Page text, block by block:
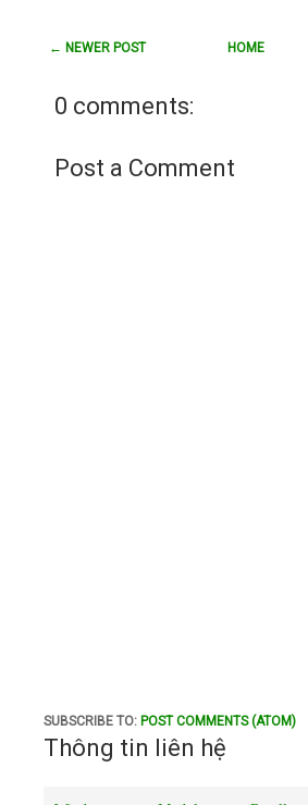
phương nên em không
ngoài đ… Xem chi tiết
← NEWER POST HOME
0 comments:
Post a Comment
SUBSCRIBE TO: POST COMMENTS (ATOM)
Thông tin liên hệ